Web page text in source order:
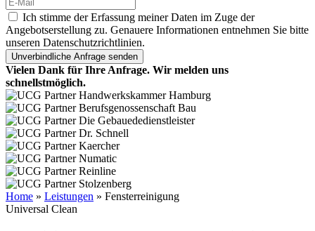
Ich stimme der Erfassung meiner Daten im Zuge der
Angebotserstellung zu. Genauere Informationen entnehmen Sie bitte
unseren Datenschutzrichtlinien.
Vielen Dank für Ihre Anfrage. Wir melden uns
schnellstmöglich.
Home » Leistungen » Fensterreinigung
Universal Clean